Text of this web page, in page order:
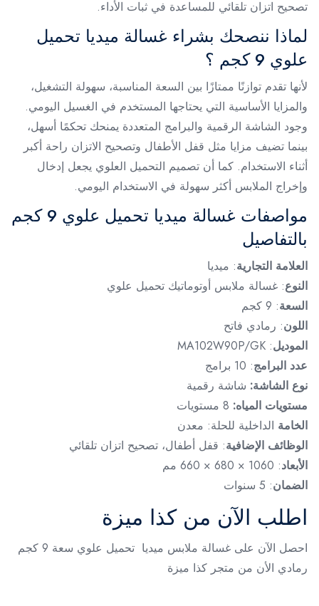
تصحيح اتزان تلقائي للمساعدة في ثبات الأداء.
لماذا ننصحك بشراء غسالة ميديا تحميل
علوي 9 كجم ؟
لأنها تقدم توازنًا ممتازًا بين السعة المناسبة، سهولة التشغيل،
والمزايا الأساسية التي يحتاجها المستخدم في الغسيل اليومي.
وجود الشاشة الرقمية والبرامج المتعددة يمنحك تحكمًا أسهل،
بينما تضيف مزايا مثل قفل الأطفال وتصحيح الاتزان راحة أكبر
أثناء الاستخدام. كما أن تصميم التحميل العلوي يجعل إدخال
وإخراج الملابس أكثر سهولة في الاستخدام اليومي.
مواصفات غسالة ميديا تحميل علوي 9 كجم
بالتفاصيل
العلامة التجارية: ميديا
النوع: غسالة ملابس أوتوماتيك تحميل علوي
السعة: 9 كجم
اللون: رمادي فاتح
الموديل: MA102W90P/GK
عدد البرامج: 10 برامج
نوع الشاشة: شاشة رقمية
مستويات المياه:
الخامة الداخلية للحلة: معدن
الوظائف الإضافية: قفل أطفال، تصحيح اتزان تلقائي
الأبعاد: 1060 × 680 × 660 مم
الضمان: 5 سنوات
اطلب الآن من كذا ميزة
احصل الآن على غسالة ملابس ميديا تحميل علوي سعة 9 كجم
رمادي الأن من متجر كذا ميزة